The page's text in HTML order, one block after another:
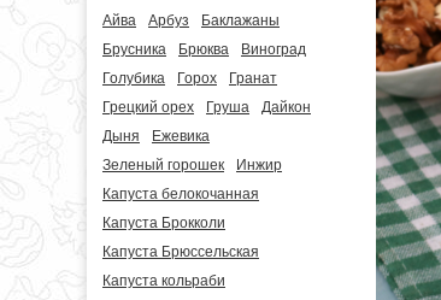
Айва Арбуз
Баклажаны
Брусника
Брюква
Виноград
Голубика
Горох
Гранат
Грецкий орех
Груша
Дайкон
Дыня
Ежевика
Зеленый горошек
Инжир
Капуста белокочанная
Капуста Брокколи
Капуста Брюссельская
Капуста кольраби